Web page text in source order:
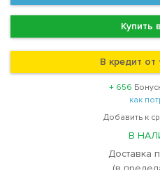
Купить
В кредит от
+ 656
как
Добавить к
В
Доставка